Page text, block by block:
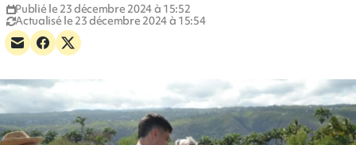
Publié le 23 décembre 2024 à 15:52
Actualisé le 23 décembre 2024 à 15:54